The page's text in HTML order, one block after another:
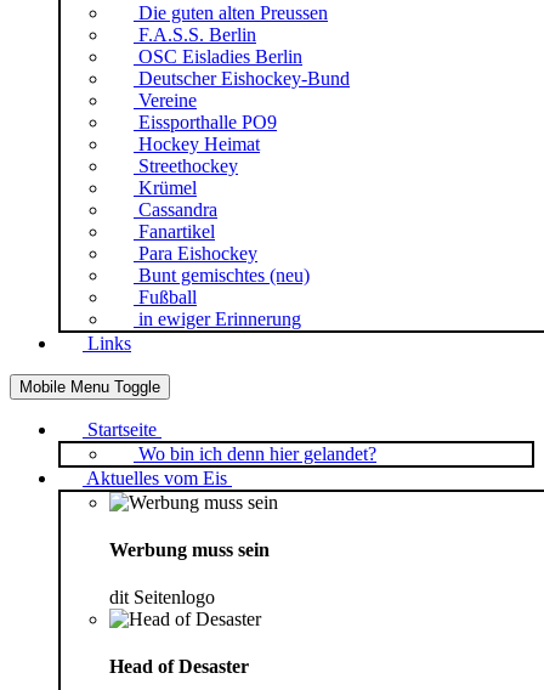
Die guten alten Preussen
F.A.S.S. Berlin
OSC Eisladies Berlin
Deutscher Eishockey-Bund
Vereine
Eissporthalle PO9
Hockey Heimat
Streethockey
Krümel
Cassandra
Fanartikel
Para Eishockey
Bunt gemischtes (neu)
Fußball
in ewiger Erinnerung
Links
Mobile Menu Toggle
Startseite
Wo bin ich denn hier gelandet?
Aktuelles vom Eis
Werbung muss sein
dit Seitenlogo
Head of Desaster